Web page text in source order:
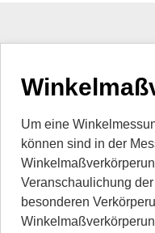
Um eine
können sind in der
Veranschaulichung
besonderen